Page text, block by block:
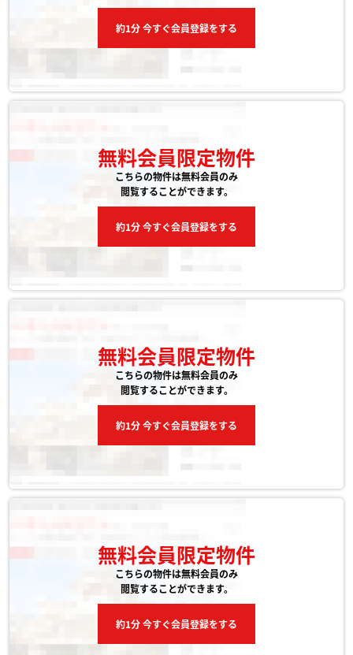
約1分 今すぐ会員登録をする
無料会員限定物件
こちらの物件は無料会員のみ
閲覧することができます。
約1分 今すぐ会員登録をする
無料会員限定物件
こちらの物件は無料会員のみ
閲覧することができます。
約1分 今すぐ会員登録をする
無料会員限定物件
こちらの物件は無料会員のみ
閲覧することができます。
約1分 今すぐ会員登録をする